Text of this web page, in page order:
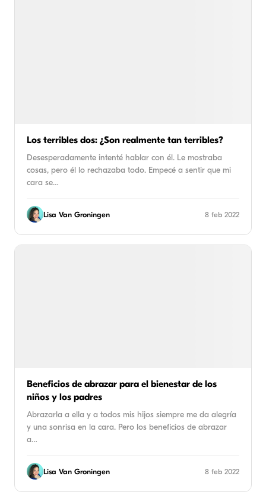
Los terribles dos: ¿Son realmente tan terribles?
Desesperadamente intenté hablar con él. Le mostraba
cosas, pero él lo rechazaba todo. Empecé a sentir que mi
cara se…
Lisa Van Groningen 8 feb 2022
Beneficios de abrazar para el bienestar de los
niños y los padres
Abrazarla a ella y a todos mis hijos siempre me da alegría
y una sonrisa en la cara. Pero los beneficios de abrazar
a…
Lisa Van Groningen 8 feb 2022